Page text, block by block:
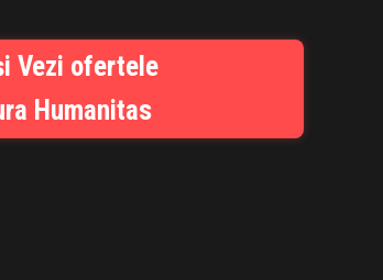
Vezi ofertele
Humanitas